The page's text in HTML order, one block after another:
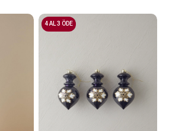
4 AL 3 ÖDE